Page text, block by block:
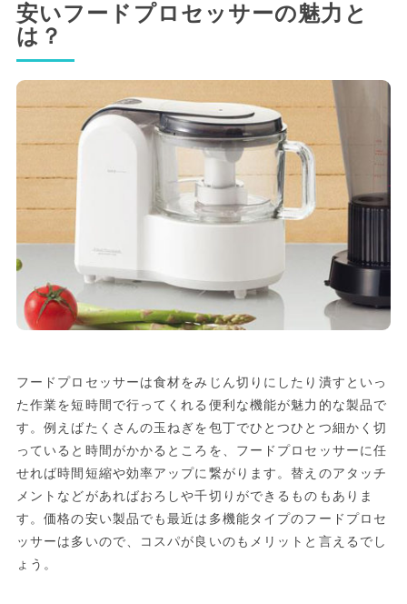
安いフードプロセッサーの魅力と
は？
フードプロセッサーは食材をみじん切りにしたり潰すといっ
た作業を短時間で行ってくれる便利な機能が魅力的な製品で
す。例えばたくさんの玉ねぎを包丁でひとつひとつ細かく切
っていると時間がかかるところを、フードプロセッサーに任
せれば時間短縮や効率アップに繋がります。替えのアタッチ
メントなどがあればおろしや千切りができるものもありま
す。価格の安い製品でも最近は多機能タイプのフードプロセ
ッサーは多いので、コスパが良いのもメリットと言えるでし
ょう。